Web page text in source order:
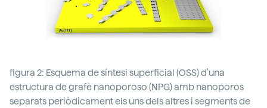
figura 2: Esquema de síntesi superficial (OSS) d'una
estructura de grafè nanoporoso (NPG) amb nanoporos
separats periòdicament els uns dels altres i segments de